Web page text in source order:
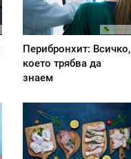
Перибронхит: Всичко,
което трябва да
знаем